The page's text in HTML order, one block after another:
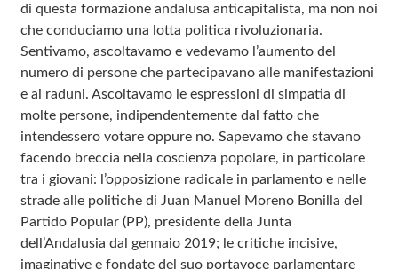
di questa formazione andalusa anticapitalista, ma non noi
che conduciamo una lotta politica rivoluzionaria.
Sentivamo, ascoltavamo e vedevamo l’aumento del
numero di persone che partecipavano alle manifestazioni
e ai raduni. Ascoltavamo le espressioni di simpatia di
molte persone, indipendentemente dal fatto che
intendessero votare oppure no. Sapevamo che stavano
facendo breccia nella coscienza popolare, in particolare
tra i giovani: l’opposizione radicale in parlamento e nelle
strade alle politiche di Juan Manuel Moreno Bonilla del
Partido Popular (PP), presidente della Junta
dell’Andalusia dal gennaio 2019; le critiche incisive,
imaginative e fondate del suo portavoce parlamentare